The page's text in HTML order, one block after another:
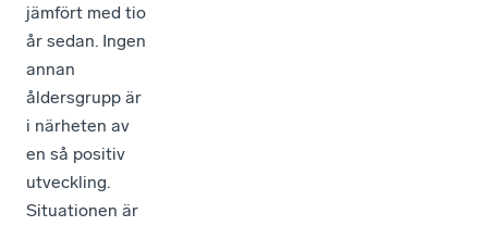
jämfört med tio
år sedan. Ingen
annan
åldersgrupp är
i närheten av
en så positiv
utveckling.
Situationen är